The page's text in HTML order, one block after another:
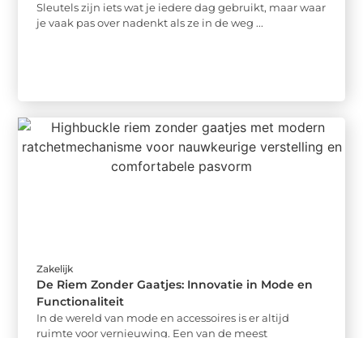
Sleutels zijn iets wat je iedere dag gebruikt, maar waar
je vaak pas over nadenkt als ze in de weg ...
Zakelijk
De Riem Zonder Gaatjes: Innovatie in Mode en
Functionaliteit
In de wereld van mode en accessoires is er altijd
ruimte voor vernieuwing. Een van de meest